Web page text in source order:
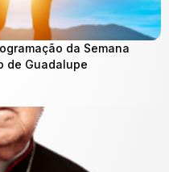
da Semana
de Guadalupe